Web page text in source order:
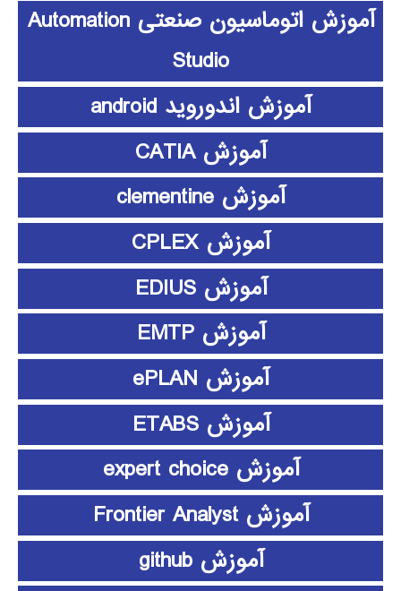
آموزش اتوماسیون صنعتی Automation
Studio
آموزش اندوروید android
آموزش CATIA
آموزش clementine
آموزش CPLEX
آموزش EDIUS
آموزش EMTP
آموزش ePLAN
آموزش ETABS
آموزش expert choice
آموزش Frontier Analyst
آموزش github